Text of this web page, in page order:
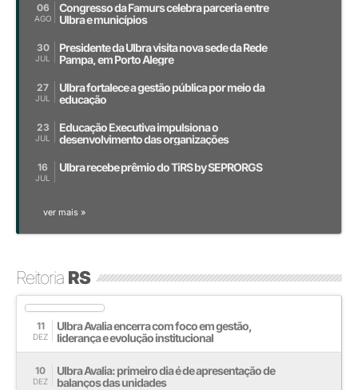
06
AGO
Congresso da Famurs celebra parceria entre
Ulbra e municípios
30
JUL
Presidente da Ulbra visita nova sede da Rede
Pampa, em Porto Alegre
27
JUL
Ulbra fortalece a gestão pública por meio da
educação
23
JUL
Educação Executiva impulsiona o
desenvolvimento das organizações
16
JUL
Ulbra recebe prêmio do TiRS by SEPRORGS
ver mais »
Reitoria RS
11
DEZ
Ulbra Avalia encerra com foco em gestão,
liderança e evolução institucional
10
DEZ
Ulbra Avalia: primeiro dia é de apresentação de
balanços das unidades